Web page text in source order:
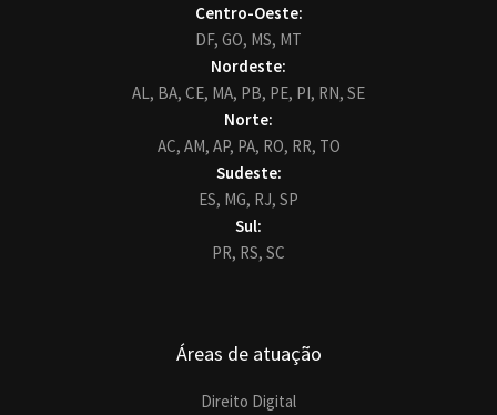
Centro-Oeste:
DF, GO, MS, MT
Nordeste:
AL, BA, CE, MA, PB, PE, PI, RN, SE
Norte:
AC, AM, AP, PA, RO, RR, TO
Sudeste:
ES, MG, RJ, SP
Sul:
PR, RS, SC
Áreas de atuação
Direito Digital